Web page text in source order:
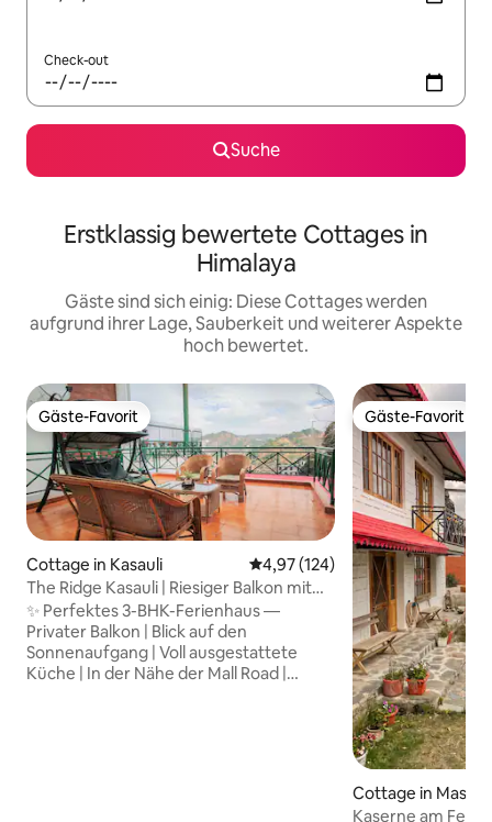
Check-out
Suche
Erstklassig bewertete Cottages in
Himalaya
Gäste sind sich einig: Diese Cottages werden
aufgrund ihrer Lage, Sauberkeit und weiterer Aspekte
hoch bewertet.
Gäste-Favorit
Gäste-Favorit
Cottage in Kasauli Durchschnittliche Bewertung:
4,97 (124)
The Ridge Kasauli | Riesiger Balkon mit
Blick auf die Hügel
✨ Perfektes 3-BHK-Ferienhaus —
Privater Balkon | Blick auf den
Sonnenaufgang | Voll ausgestattete
Küche | In der Nähe der Mall Road |
Gäste-Favorit
Gäste-Favorit
Cottage in
Kaserne am